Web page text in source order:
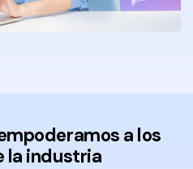
a los
la industria